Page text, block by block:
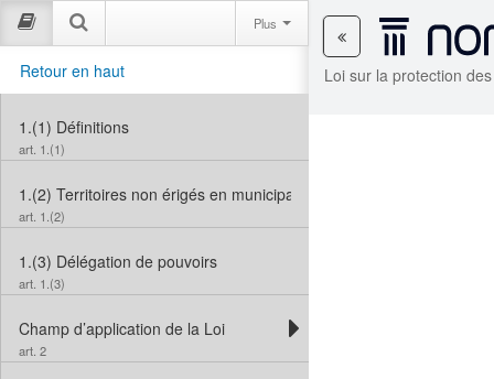
Loi sur la protection
Plus
Retour en haut
1.(1) Définitions
art. 1.(1)
1.(2) Territoires non érigés en municipalité
art. 1.(2)
1.(3) Délégation de pouvoirs
art. 1.(3)
Champ d’application de la Loi
art. 2